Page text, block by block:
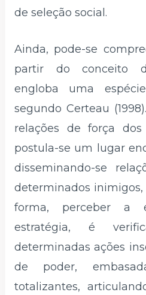
de seleção social.
Ainda, pode-se
partir do conceito
engloba uma
segundo Certeau
relações de força
postula-se um lugar
disseminando-se
determinados inimigos,
forma, perceber a
estratégia, é
determinadas ações
de poder,
totalizantes,